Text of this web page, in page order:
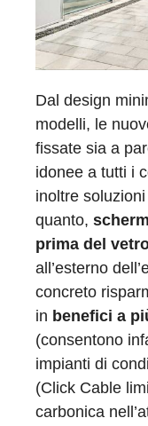
Dal design
modelli, le
fissate sia a
idonee a tutti i
inoltre
quanto,
prima del
all’esterno
concreto
in benefici a
(consentono
impianti di
(Click Cable
carbonica